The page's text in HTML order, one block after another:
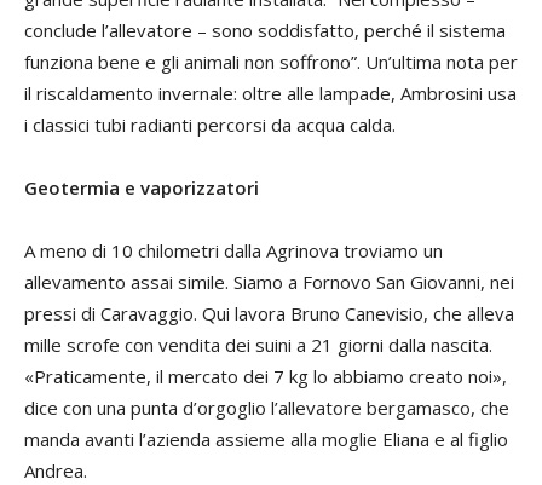
conclude l’allevatore – sono soddisfatto, perché il sistema
funziona bene e gli animali non soffrono”. Un’ultima nota per
il riscaldamento invernale: oltre alle lampade, Ambrosini usa
i classici tubi radianti percorsi da acqua calda.
Geotermia e vaporizzatori
A meno di 10 chilometri dalla Agrinova troviamo un
allevamento assai simile. Siamo a Fornovo San Giovanni, nei
pressi di Caravaggio. Qui lavora Bruno Canevisio, che alleva
mille scrofe con vendita dei suini a 21 giorni dalla nascita.
«Praticamente, il mercato dei 7 kg lo abbiamo creato noi»,
dice con una punta d’orgoglio l’allevatore bergamasco, che
manda avanti l’azienda assieme alla moglie Eliana e al figlio
Andrea.